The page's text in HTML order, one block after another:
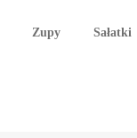
Zupy Sałatki